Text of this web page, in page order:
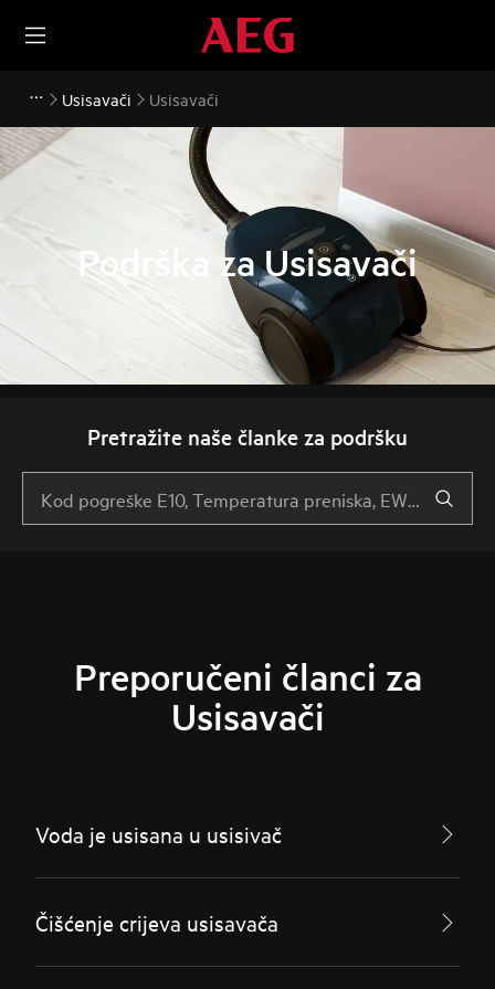
Usisavači Usisavači
Podrška za Usisavači
Pretražite naše članke za podršku
Preporučeni članci za
Usisavači
Voda je usisana u usisivač
Čišćenje crijeva usisavača